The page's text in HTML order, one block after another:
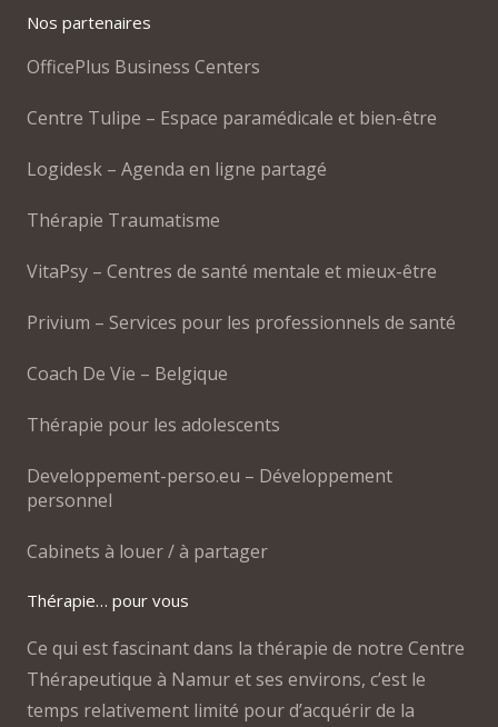
Nos partenaires
OfficePlus Business Centers
Centre Tulipe – Espace paramédicale et bien-être
Logidesk – Agenda en ligne partagé
Thérapie Traumatisme
VitaPsy – Centres de santé mentale et mieux-être
Privium – Services pour les professionnels de santé
Coach De Vie – Belgique
Thérapie pour les adolescents
Developpement-perso.eu – Développement
personnel
Cabinets à louer / à partager
Thérapie… pour vous
Ce qui est fascinant dans la thérapie de notre Centre
Thérapeutique à Namur et ses environs, c’est le
temps relativement limité pour d’acquérir de la